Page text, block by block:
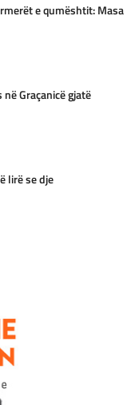
e qumështit: Masa
Graçanicë gjatë
lirë se dje